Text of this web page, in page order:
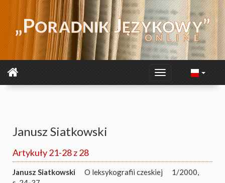
Janusz Siatkowski
Artykuły 21-28 z 28
Janusz Siatkowski O leksykografii czeskiej
1/2000,